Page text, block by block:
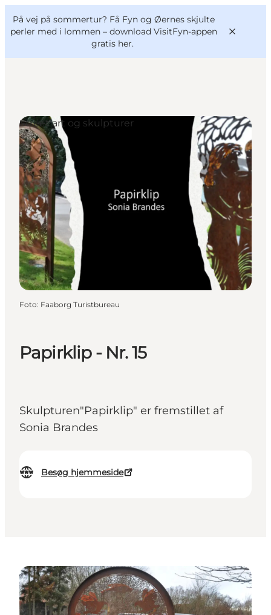
På vej på sommertur? Få Fyn og Øernes skjulte
perler med i lommen – download VisitFyn-appen
gratis her.
Oplevelser
Outdoor
Mad og drikke
Overnatning
Book lokale oplevelser
VisitFyn
Deutsch
Papirklip - Nr. 15
Skulpturen"Papirklip" er fremstillet af
Sonia Brandes
Besøg hjemmeside
Street art og skulpturer
Foto: Faaborg Turistbureau